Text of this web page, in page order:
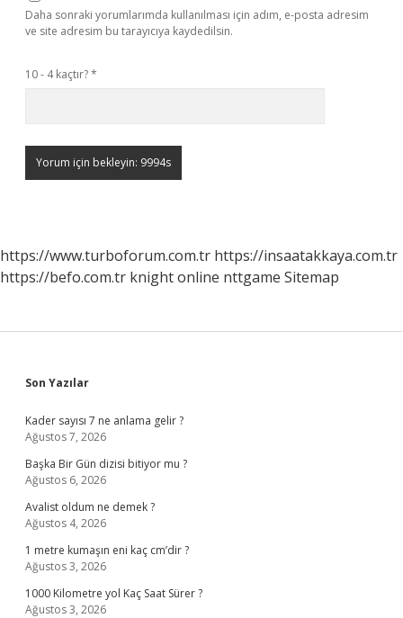
Daha sonraki yorumlarımda kullanılması için adım, e-posta adresim
ve site adresim bu tarayıcıya kaydedilsin.
10 - 4 kaçtır?*
https://www.turboforum.com.tr https://insaatakkaya.com.tr
https://befo.com.tr knight online nttgame Sitemap
Sidebar
Son Yazılar
Kader sayısı 7 ne anlama gelir ?
Ağustos 7, 2026
Başka Bir Gün dizisi bitiyor mu ?
Ağustos 6, 2026
Avalist oldum ne demek ?
Ağustos 4, 2026
1 metre kumaşın eni kaç cm’dir ?
Ağustos 3, 2026
1000 Kilometre yol Kaç Saat Sürer ?
Ağustos 3, 2026